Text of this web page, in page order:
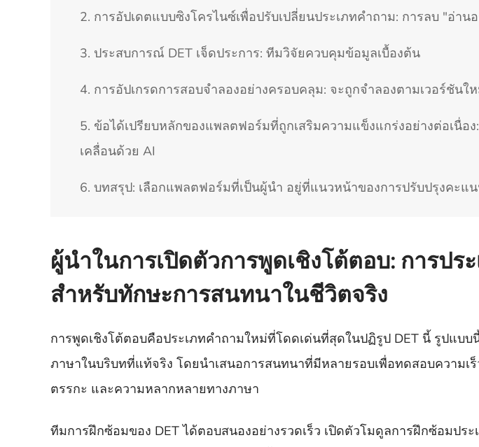
2. การอัปเดตแบบซิงโครไนซ์เพื่อปรับเปลี่ยนประเภทคำถาม: การลบ "อ่าน
3. ประสบการณ์ DET เจ็ดประการ: ทีมวิจัยควบคุมข้อมูลเบื้องต้น
4. การอัปเกรดการสอบจำลองอย่างครอบคลุม: จะถูกจำลองตามเวอร์ชันใ
5. ข้อได้เปรียบหลักของแพลตฟอร์มที่ถูกเสริมความแข็งแกร่งอย่างต่อเนื่อ
เคลื่อนด้วย AI
6. บทสรุป: เลือกแพลตฟอร์มที่เป็นผู้นำ อยู่ที่แนวหน้าของการปรับปรุงคะแ
ผู้นำในการเปิดตัวการพูดเชิงโต้ตอบ: การปร
สำหรับทักษะการสนทนาในชีวิตจริง
การพูดเชิงโต้ตอบคือประเภทคำถามใหม่ที่โดดเด่นที่สุดในปฏิรูป DET นี้ รูปแบ
ภาษาในบริบทที่แท้จริง โดยนำเสนอการสนทนาที่มีหลายรอบเพื่อทดสอบความเร็
ตรรกะ และความหลากหลายทางภาษา
ทีมการฝึกซ้อมของ DET ได้ตอบสนองอย่างรวดเร็ว เปิดตัวโมดูลการฝึกซ้อมป